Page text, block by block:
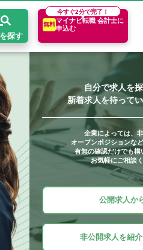
探す
今すぐ2分で完了！
無料
マイナビ転職 会計士に
申込む
ツ
年収診断
キャリア診断
ィングファーム
・税理士法人
リア別求人情報
東・首都圏
西
海
自分で求人を探
新着求人を待って
企業によっては、
オープンポジションな
有無の確認だけでも構
お気軽にご相談く
公開求人か
非公開求人を紹